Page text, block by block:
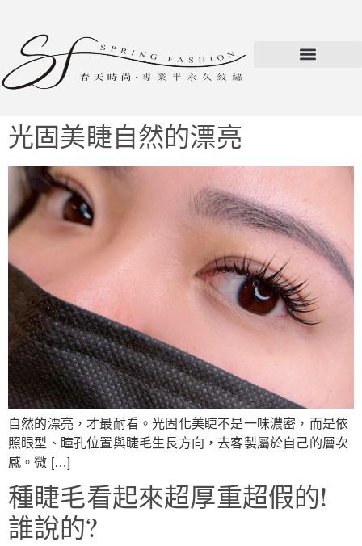
光固美睫自然的漂亮
自然的漂亮，才最耐看。光固化美睫不是一味濃密，而是依
照眼型、瞳孔位置與睫毛生長方向，去客製屬於自己的層次
感。微 […]
種睫毛看起來超厚重超假的!
誰說的?